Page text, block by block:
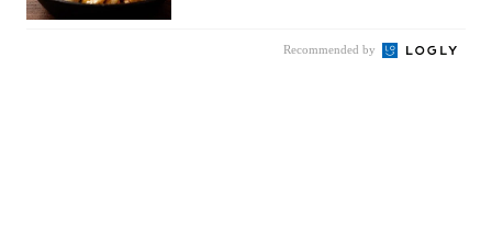
Recommended by